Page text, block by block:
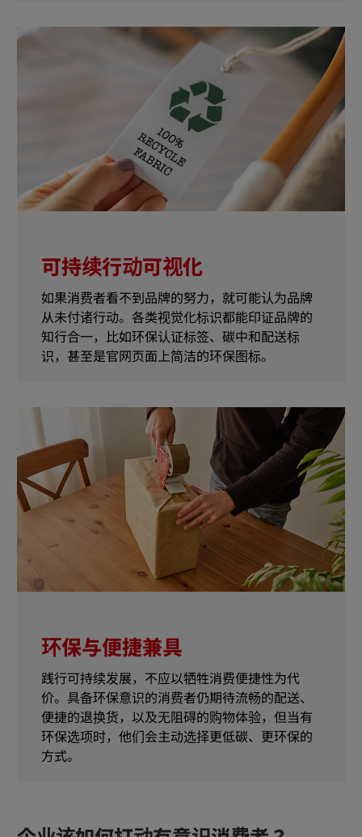
可持续行动可视化
如果消费者看不到品牌的努力，就可能认为品牌
从未付诸行动。各类视觉化标识都能印证品牌的
知行合一，比如环保认证标签、碳中和配送标
识，甚至是官网页面上简洁的环保图标。
环保与便捷兼具
践行可持续发展，不应以牺牲消费便捷性为代
价。具备环保意识的消费者仍期待流畅的配送、
便捷的退换货，以及无阻碍的购物体验，但当有
环保选项时，他们会主动选择更低碳、更环保的
方式。